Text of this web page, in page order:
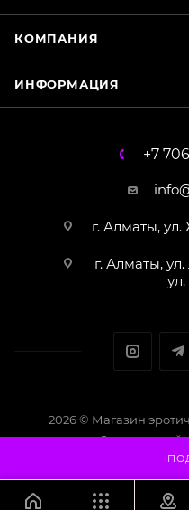
КОМПАНИЯ
ИНФОРМАЦИЯ
+7
г. Алматы,
г. Алматы, ул.
2026 © Магазин
Создание